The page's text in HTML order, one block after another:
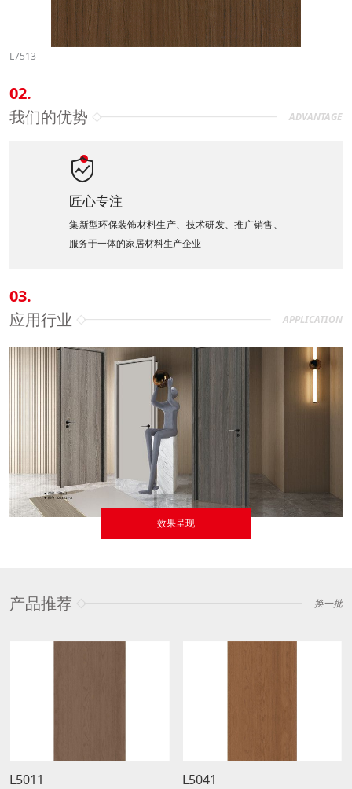
L7513
02.
我们的优势
ADVANTAGE

匠心专注
集新型环保装饰材料生产、技术研发、推广销售、
服务于一体的家居材料生产企业
03.
应用行业
APPLICATION
效果呈现
产品推荐 换一批
L5011 L5041